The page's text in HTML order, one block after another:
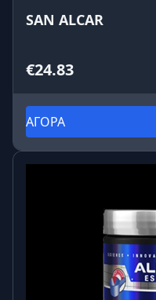
SAN ALCAR
€24.83
ΑΓΟΡΑ